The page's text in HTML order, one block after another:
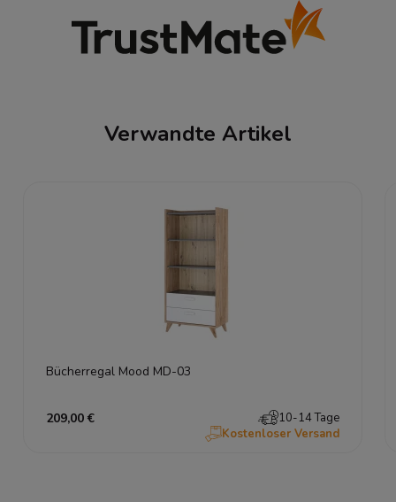
Verwandte Artikel
Bücherregal Mood MD-03
209,00 €
10-14 Tage
Kostenloser Versand